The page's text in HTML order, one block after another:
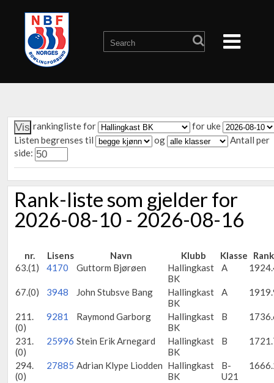
rankingliste for
for uke
Listen begrenses til
og
Antall per
side:
Rank-liste som gjelder for
2026-08-10 - 2026-08-16
nr. Lisens Navn Klubb Klasse
Rank
63.(1)
4170 Guttorm Bjørøen
Hallingkast
BK
A
67.(0) 3948 John Stubsve Bang
Hallingkast
BK
A
211.
(0)
9281 Raymond Garborg
Hallingkast
BK
B
231.
(0)
25996 Stein Erik Arnegard
Hallingkast
BK
B
294.
(0)
27885 Adrian Klype Liodden Hallingkast
BK
B-
U21